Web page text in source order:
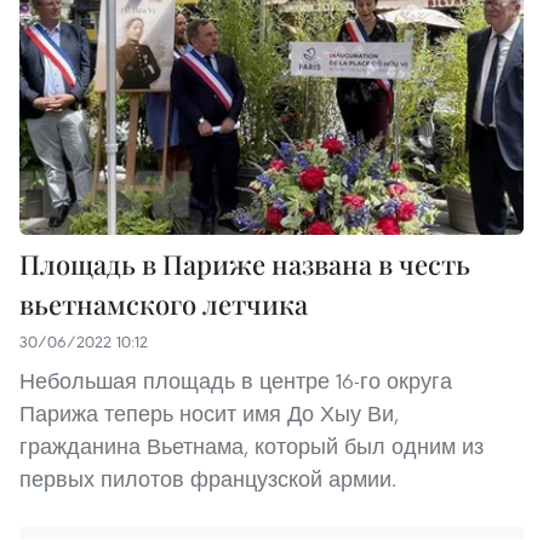
Площадь в Париже названа в честь
вьетнамского летчика
30/06/2022 10:12
Небольшая площадь в центре 16-го округа
Парижа теперь носит имя До Хыу Ви,
гражданина Вьетнама, который был одним из
первых пилотов французской армии.